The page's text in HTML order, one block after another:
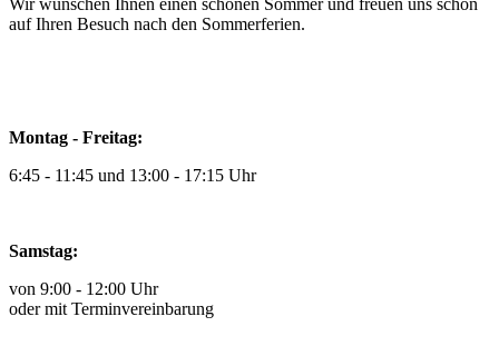
Wir wünschen Ihnen einen schönen Sommer und freuen uns schon
auf Ihren Besuch nach den Sommerferien.
Montag - Freitag:
6:45 - 11:45 und 13:00 - 17:15 Uhr
Samstag:
von 9:00 - 12:00 Uhr
oder mit Terminvereinbarung